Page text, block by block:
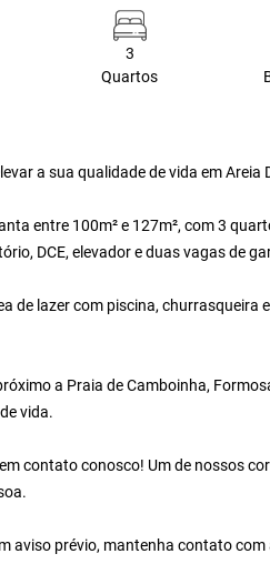
3
Quartos
a sua qualidade de vida em Areia
entre 100m² e 127m², com 3
DCE, elevador e duas vagas de
de lazer com piscina,
a Praia de Camboinha,
vida.
contato conosco! Um de nossos
aviso prévio, mantenha contato com